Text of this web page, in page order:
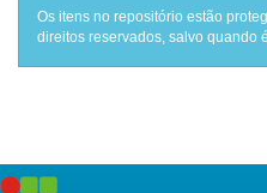
Os itens no repositório estão
direitos reservados, salvo quando